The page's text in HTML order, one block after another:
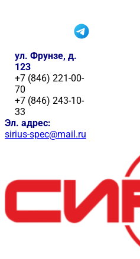
ул. Фрунзе, д.
123
+7 (846) 221-00-
70
+7 (846) 243-10-
33
Эл. адрес:
sirius-spec@mail.ru